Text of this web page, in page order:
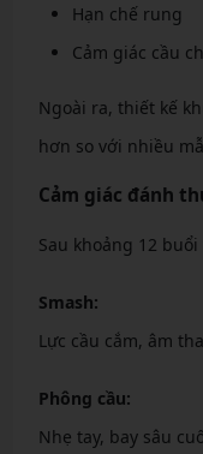
Hạn chế rung
Cảm giác cầu
Ngoài ra, thiết kế
hơn so với nhiều
Cảm giác đánh
Sau khoảng 12
Smash:
Lực cầu cắm, âm
Phông cầu:
Nhẹ tay, bay sâu